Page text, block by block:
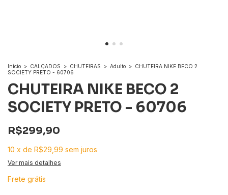
Início > CALÇADOS > CHUTEIRAS > Adulto > CHUTEIRA NIKE BECO 2
SOCIETY PRETO - 60706
CHUTEIRA NIKE BECO 2
SOCIETY PRETO - 60706
R$299,90
10 x de R$29,99 sem juros
Ver mais detalhes
Frete grátis